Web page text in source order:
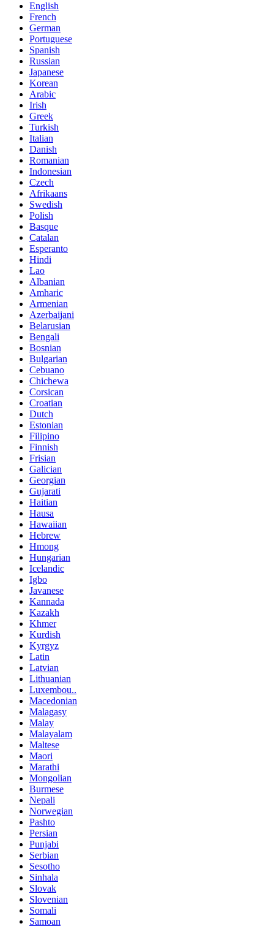
English
French
German
Portuguese
Spanish
Russian
Japanese
Korean
Arabic
Irish
Greek
Turkish
Italian
Danish
Romanian
Indonesian
Czech
Afrikaans
Swedish
Polish
Basque
Catalan
Esperanto
Hindi
Lao
Albanian
Amharic
Armenian
Azerbaijani
Belarusian
Bengali
Bosnian
Bulgarian
Cebuano
Chichewa
Corsican
Croatian
Dutch
Estonian
Filipino
Finnish
Frisian
Galician
Georgian
Gujarati
Haitian
Hausa
Hawaiian
Hebrew
Hmong
Hungarian
Icelandic
Igbo
Javanese
Kannada
Kazakh
Khmer
Kurdish
Kyrgyz
Latin
Latvian
Lithuanian
Luxembou..
Macedonian
Malagasy
Malay
Malayalam
Maltese
Maori
Marathi
Mongolian
Burmese
Nepali
Norwegian
Pashto
Persian
Punjabi
Serbian
Sesotho
Sinhala
Slovak
Slovenian
Somali
Samoan